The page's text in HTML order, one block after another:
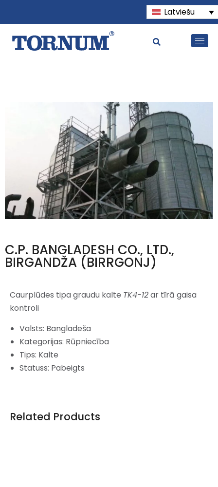
Latviešu
C.P. BANGLADESH CO., LTD.,
BIRGANDŽA (BIRRGONJ)
Caurplūdes tipa graudu kalte TK4-12ar tīrā gaisa
kontroli
Valsts: Bangladeša
Kategorijas: Rūpniecība
Tips: Kalte
Statuss: Pabeigts
Related Products